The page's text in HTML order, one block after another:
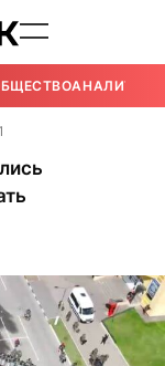
АНАЛИТИКА